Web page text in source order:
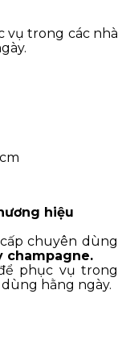
vụ trong các nhà
hiệu
chuyên dùng
champagne.
phục vụ trong
hằng ngày.